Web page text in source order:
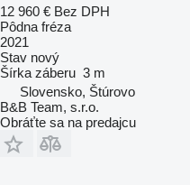
12 960 € Bez DPH
Pôdna fréza
2021
Stav nový
Šírka záberu 3 m
Slovensko, Štúrovo
B&B Team, s.r.o.
Obráťte sa na predajcu